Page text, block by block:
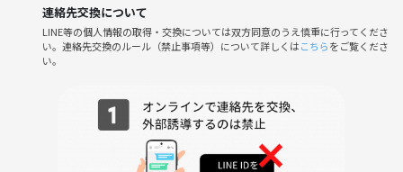
———
社会人になると、なかなか同年代の友達ができず、いざ友達を作ろうと
イベントに参加したらビジネスの勧誘だった...という経験をされた方も
連絡先交換について
LINE等の個人情報の取得・交換については双方同意のうえ慎重に行ってくださ
い。連絡先交換のルール（禁止事項等）について詳しくはこちらをご覧くださ
い。